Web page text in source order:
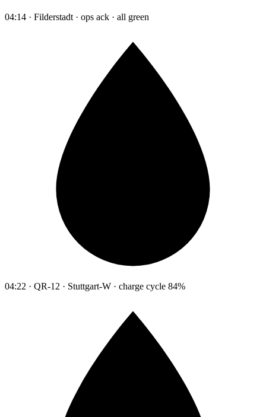
04:14 · Filderstadt · ops ack · all green
04:22 · QR-12 · Stuttgart-W · charge cycle 84%